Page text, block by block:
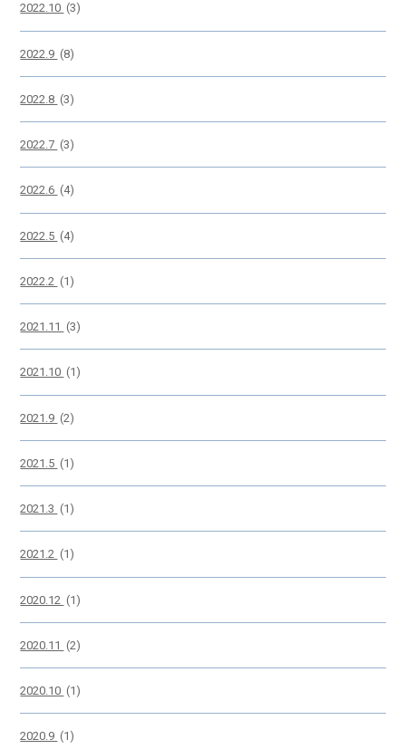
2022.10 (3)
2022.9 (8)
2022.8 (3)
2022.7 (3)
2022.6 (4)
2022.5 (4)
2022.2 (1)
2021.11 (3)
2021.10 (1)
2021.9 (2)
2021.5 (1)
2021.3 (1)
2021.2 (1)
2020.12 (1)
2020.11 (2)
2020.10 (1)
2020.9 (1)